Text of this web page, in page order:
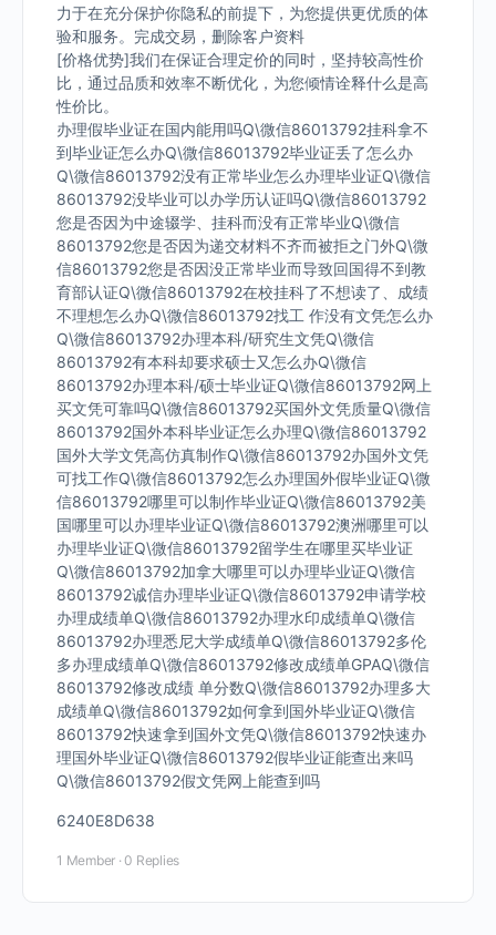
力于在充分保护你隐私的前提下，为您提供更优质的体
验和服务。完成交易，删除客户资料
[价格优势]我们在保证合理定价的同时，坚持较高性价
比，通过品质和效率不断优化，为您倾情诠释什么是高
性价比。
办理假毕业证在国内能用吗Q\微信86013792挂科拿不
到毕业证怎么办Q\微信86013792毕业证丢了怎么办
Q\微信86013792没有正常毕业怎么办理毕业证Q\微信
86013792没毕业可以办学历认证吗Q\微信86013792
您是否因为中途辍学、挂科而没有正常毕业Q\微信
86013792您是否因为递交材料不齐而被拒之门外Q\微
信86013792您是否因没正常毕业而导致回国得不到教
育部认证Q\微信86013792在校挂科了不想读了、成绩
不理想怎么办Q\微信86013792找工 作没有文凭怎么办
Q\微信86013792办理本科/研究生文凭Q\微信
86013792有本科却要求硕士又怎么办Q\微信
86013792办理本科/硕士毕业证Q\微信86013792网上
买文凭可靠吗Q\微信86013792买国外文凭质量Q\微信
86013792国外本科毕业证怎么办理Q\微信86013792
国外大学文凭高仿真制作Q\微信86013792办国外文凭
可找工作Q\微信86013792怎么办理国外假毕业证Q\微
信86013792哪里可以制作毕业证Q\微信86013792美
国哪里可以办理毕业证Q\微信86013792澳洲哪里可以
办理毕业证Q\微信86013792留学生在哪里买毕业证
Q\微信86013792加拿大哪里可以办理毕业证Q\微信
86013792诚信办理毕业证Q\微信86013792申请学校
办理成绩单Q\微信86013792办理水印成绩单Q\微信
86013792办理悉尼大学成绩单Q\微信86013792多伦
多办理成绩单Q\微信86013792修改成绩单GPAQ\微信
86013792修改成绩 单分数Q\微信86013792办理多大
成绩单Q\微信86013792如何拿到国外毕业证Q\微信
86013792快速拿到国外文凭Q\微信86013792快速办
理国外毕业证Q\微信86013792假毕业证能查出来吗
Q\微信86013792假文凭网上能查到吗
6240E8D638
1 Member · 0 Replies